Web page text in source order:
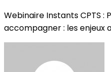
Webinaire Instants CPTS :
accompagner : les enjeux